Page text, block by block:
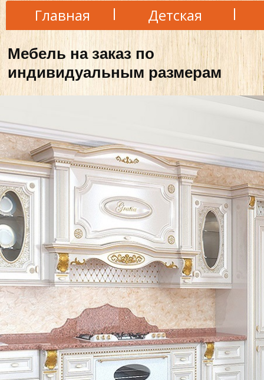
Мебель на заказ по
индивидуальным размерам
Главная Детская